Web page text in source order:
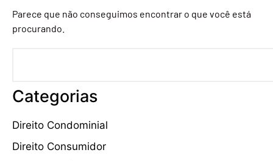
Parece que não conseguimos encontrar o que você está
procurando.
Categorias
Direito Condominial
Direito Consumidor